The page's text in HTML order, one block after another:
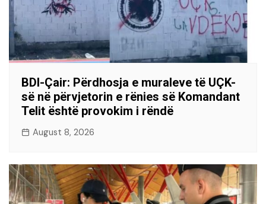
BDI-Çair: Përdhosja e muraleve të UÇK-
së në përvjetorin e rënies së Komandant
Telit është provokim i rëndë
August 8, 2026